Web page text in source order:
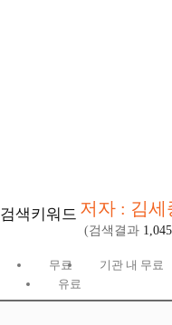
검색키워드 저자 : 김세
(검색결과 1,045
무료
기관 내 무료
유료